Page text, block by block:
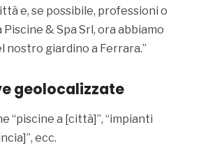
e, se possibile, professioni o
Piscine & Spa Srl, ora abbiamo
nostro giardino a Ferrara.”
geolocalizzate
“piscine a [città]”, “impianti
ecc.